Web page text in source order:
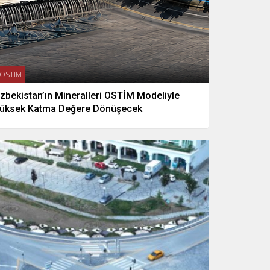
OSTİM
Mineralleri OSTİM Modeliyle
Katma Değere Dönüşecek